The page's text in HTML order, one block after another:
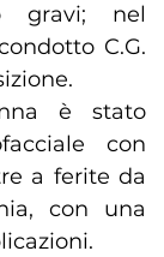
gravi; nel
C.G.
è stato
con
a ferite da
con una